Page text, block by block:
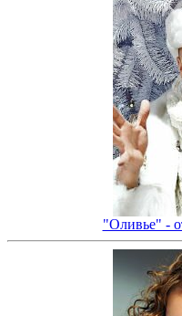
"Оливье" -